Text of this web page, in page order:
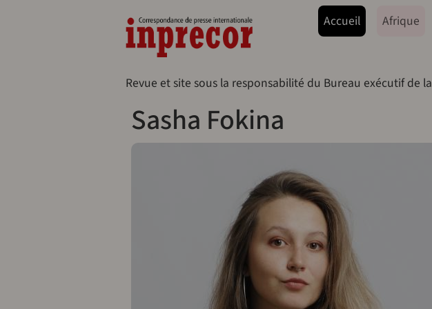
Navegação principal
Accueil Afrique
Revue et site sous la responsabilité du Bureau exécutif de la
Sasha Fokina